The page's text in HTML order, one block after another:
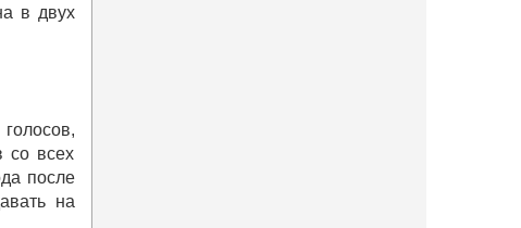
в двух
со всех
после
на